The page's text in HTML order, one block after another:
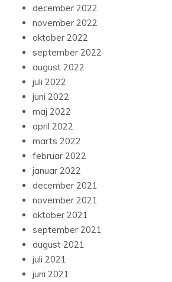
december 2022
november 2022
oktober 2022
september 2022
august 2022
juli 2022
juni 2022
maj 2022
april 2022
marts 2022
februar 2022
januar 2022
december 2021
november 2021
oktober 2021
september 2021
august 2021
juli 2021
juni 2021